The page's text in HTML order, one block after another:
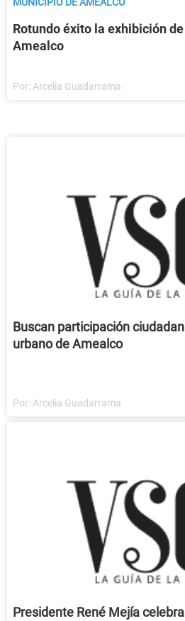
Rotundo éxito la exhibición
Amealco
Por: Arcelia Guadarrama
Buscan participación
urbano de Amealco
Por: Arcelia Guadarrama
Presidente René Mejía